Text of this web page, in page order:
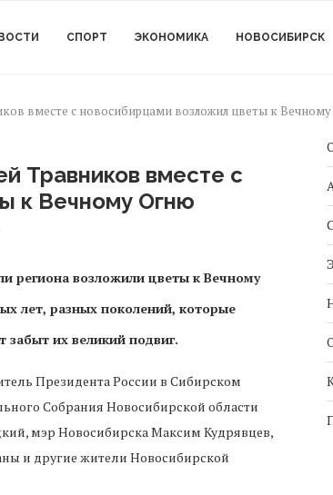
СПОРТ ЭКОНОМИКА НОВОСИБИРСК
вместе с новосибирцами возложил цветы к
Травников вместе с
к Вечному Огню
региона возложили цветы к Вечному
лет, разных поколений, которые
забыт их великий подвиг.
Президента России в Сибирском
Собрания Новосибирской области
мэр Новосибирска Максим Кудрявцев,
и другие жители Новосибирской